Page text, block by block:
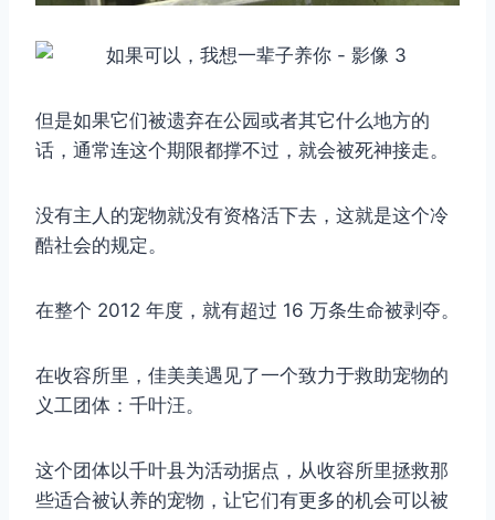
但是如果它们被遗弃在公园或者其它什么地方的
话，通常连这个期限都撑不过，就会被死神接走。
没有主人的宠物就没有资格活下去，这就是这个冷
酷社会的规定。
在整个 2012 年度，就有超过 16 万条生命被剥夺。
在收容所里，佳美美遇见了一个致力于救助宠物的
义工团体：千叶汪。
这个团体以千叶县为活动据点，从收容所里拯救那
些适合被认养的宠物，让它们有更多的机会可以被